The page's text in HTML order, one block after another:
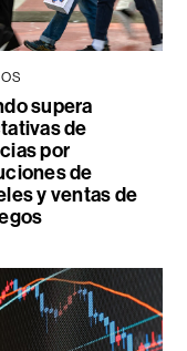
supera
de
por
de
y ventas de